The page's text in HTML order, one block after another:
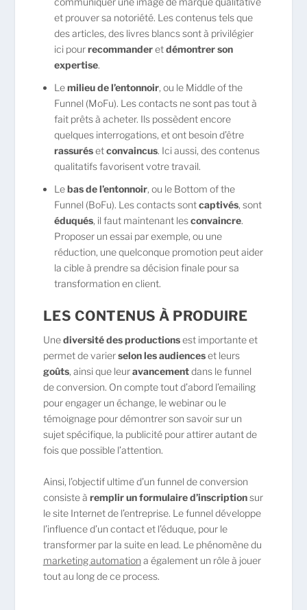
et prouver sa notoriété. Les contenus tels que
des articles, des livres blancs sont à privilégier
ici pourrecommanderetdémontrer son
expertise.
Lemilieu de l’entonnoir, ou le Middle of the
Funnel (MoFu). Les contacts ne sont pas tout à
fait prêts à acheter. Ils possèdent encore
quelques interrogations, et ont besoin d’être
rassurésetconvaincus. Ici aussi, des contenus
qualitatifs favorisent votre travail.
Lebas de l’entonnoir, ou le Bottom of the
Funnel (BoFu). Les contacts sontcaptivés, sont
éduqués, il faut maintenant lesconvaincre.
Proposer un essai par exemple, ou une
réduction, une quelconque promotion peut aider
la cible à prendre sa décision finale pour sa
transformation en client.
LES CONTENUS À PRODUIRE
Unediversité des productionsest importante et
permet de varierselon les audienceset leurs
goûts, ainsi que leuravancementdans le funnel
de conversion. On compte tout d’abord l’emailing
pour engager un échange, le webinar ou le
témoignage pour démontrer son savoir sur un
sujet spécifique, la publicité pour attirer autant de
fois que possible l’attention.
Ainsi, l’objectif ultime d’un funnel de conversion
consiste à remplir un formulaire d’inscriptionsur
le site Internet de l’entreprise. Le funnel développe
l’influence d’un contact et l’éduque, pour le
transformer par la suite en lead. Le phénomène du
marketing automation a également un rôle à jouer
tout au long de ce process.